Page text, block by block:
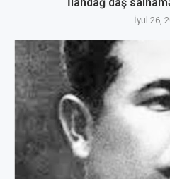
İyul 26,